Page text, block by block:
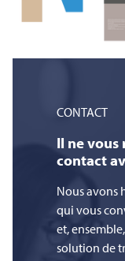
CONTACT
Il ne vous
contact
Nous avons
qui vous
et,
solution de